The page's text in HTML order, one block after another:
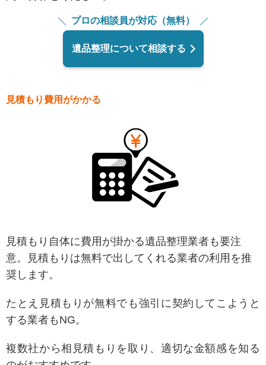
プロの相談員が対応（無料）
遺品整理について相談する
見積もり費用がかかる
見積もり自体に費用が掛かる遺品整理業者も要注
意。見積もりは無料で出してくれる業者の利用を推
奨します。
たとえ見積もりが無料でも強引に契約してこようと
する業者もNG。
複数社から相見積もりを取り、適切な金額感を知る